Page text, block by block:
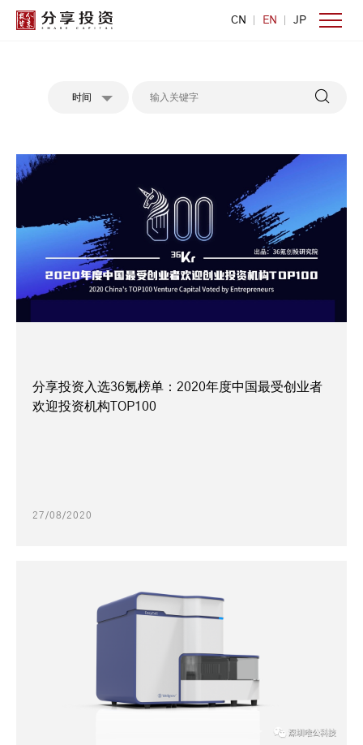
CN EN JP
时间
分享投资入选36氪榜单：2020年度中国最受创业者
欢迎投资机构TOP100
27/08/2020